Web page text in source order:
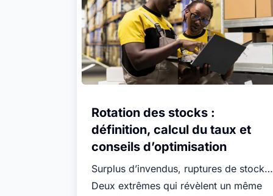
Rotation des stocks :
définition, calcul du taux et
conseils d’optimisation
Surplus d’invendus, ruptures de stock…
Deux extrêmes qui révèlent un même